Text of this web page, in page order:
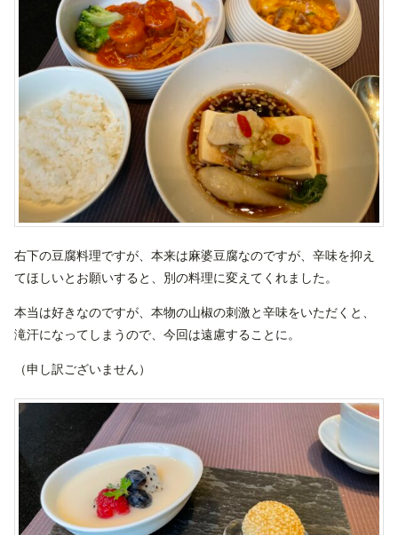
右下の豆腐料理ですが、本来は麻婆豆腐なのですが、辛味を抑え
てほしいとお願いすると、別の料理に変えてくれました。
本当は好きなのですが、本物の山椒の刺激と辛味をいただくと、
滝汗になってしまうので、今回は遠慮することに。
（申し訳ございません）